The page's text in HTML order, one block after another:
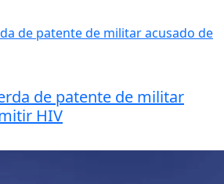
de patente de militar
HIV